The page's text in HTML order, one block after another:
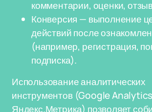
комментарии, оценки,
Конверсия — выполнение
действий после
(например, регистрация,
подписка).
Использование аналитических
инструментов (Google
Яндекс.Метрика) позволяет